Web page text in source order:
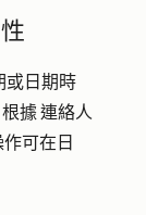
或日期時
據 連絡人
可在日